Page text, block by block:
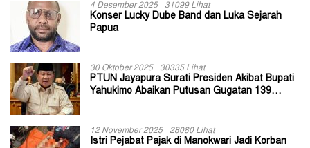
4 Desember 2025 31099 Lihat
Konser Lucky Dube Band dan Luka Sejarah
Papua
30 Oktober 2025 30335 Lihat
PTUN Jayapura Surati Presiden Akibat Bupati
Yahukimo Abaikan Putusan Gugatan 139
12 November 2025 28080 Lihat
Istri Pejabat Pajak di Manokwari Jadi Korban